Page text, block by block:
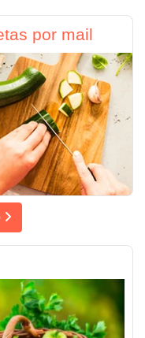
por mail